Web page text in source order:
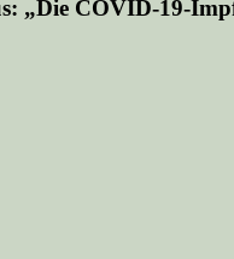
„Die COVID-19-